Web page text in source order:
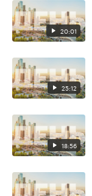
20:01
25:12
18:56